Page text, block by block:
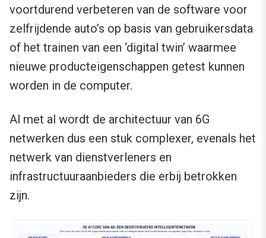
voortdurend verbeteren van de software voor
zelfrijdende auto’s op basis van gebruikersdata
of het trainen van een ‘digital twin’ waarmee
nieuwe producteigenschappen getest kunnen
worden in de computer.
Al met al wordt de architectuur van 6G
netwerken dus een stuk complexer, evenals het
netwerk van dienstverleners en
infrastructuuraanbieders die erbij betrokken
zijn.